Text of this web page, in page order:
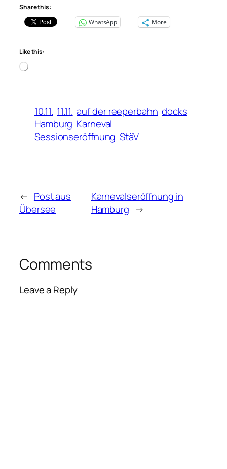
Share this:
WhatsApp
More
Like this:
Loading…
10.11. 11.11. auf der reeperbahn docks
Hamburg Karneval
Sessionseröffnung StäV
← Post aus
Übersee
Karnevalseröffnung in
Hamburg →
Comments
Leave a Reply